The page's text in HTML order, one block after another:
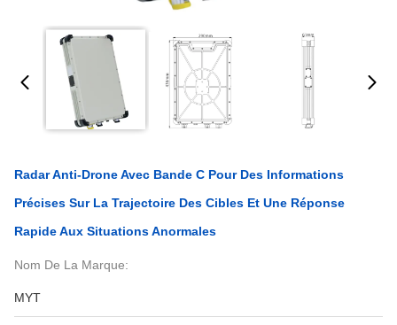
Radar Anti-Drone Avec Bande C Pour Des Informations
Précises Sur La Trajectoire Des Cibles Et Une Réponse
Rapide Aux Situations Anormales
Nom De La Marque:
MYT